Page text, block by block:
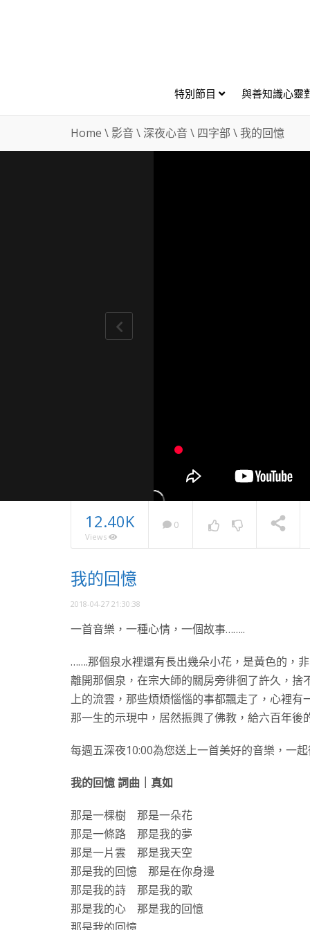
特別節目 與善知識心靈
Home \ 影音 \深夜心音 \ 四字部 \我的回憶
12.40K
Views
0
我的回憶
2018-04-27 21:30:38
一首音樂，一種心情，一個故事……..
…….那個泉水裡還有長出幾朵小花，是黃色的，非
離開那個泉，在宗大師的關房旁徘徊了許久，
上的流雲，那些煩煩惱惱的事都飄走了，心裡
那一生的示現中，居然振興了佛教，給六百年
每週五深夜10:00為您送上一首美好的音樂，一
我的回憶 詞曲｜真如
那是一棵樹 那是一朵花
那是一條路 那是我的夢
那是一片雲 那是我天空
那是我的回憶 那是在你身邊
那是我的詩 那是我的歌
那是我的心 那是我的回憶